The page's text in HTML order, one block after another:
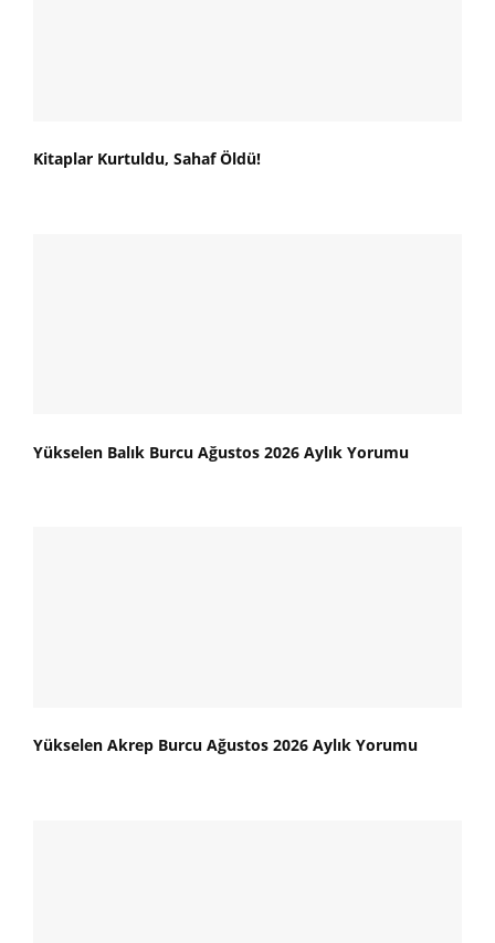
Kitaplar Kurtuldu, Sahaf Öldü!
Yükselen Balık Burcu Ağustos 2026 Aylık Yorumu
Yükselen Akrep Burcu Ağustos 2026 Aylık Yorumu